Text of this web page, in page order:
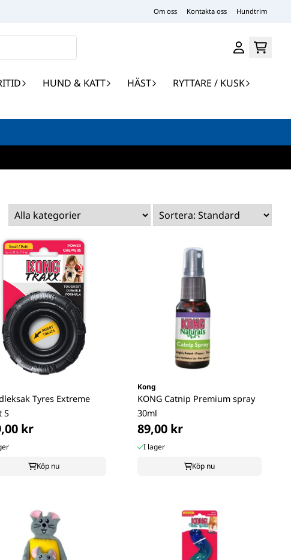
Om oss Kontakta oss Hundtrim
HUND & KATT HÄST
RYTTARE / KUSK
Tyres Extreme
S
kr
Köp nu
Kong
KONG Catnip Premium spray
30ml
89,00 kr
I lager
Köp nu